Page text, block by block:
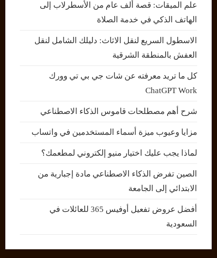
علم الميقات: قصة ألف عام من الأسطرلاب إلى
الهاتف الذكي في خدمة الصلاة
الاسطول السريع لنقل الاثاث: دليلك الشامل لنقل
العفش بالمنطقة الشرقية
كل ما تريد معرفته عن شات جي بي تي وورك
ChatGPT Work
شرح أهم مصطلحات قاموس الذكاء الاصطناعي
مزايا وعيوب ميزة أسماء المستخدمين في واتساب
لماذا يجب عليك اختيار منيو إلكتروني لمطعمك؟
الصين تفرض الذكاء الاصطناعي مادة إجبارية من
الابتدائي إلى الجامعة
أفضل عروض تفعيل أوفيس 365 للعائلات في
السعودية